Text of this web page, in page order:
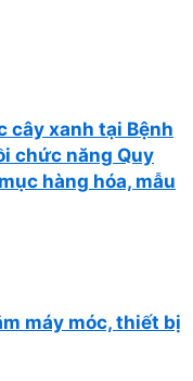
cây xanh tại Bệnh
chức năng Quy
hàng hóa, mẫu
máy móc, thiết bị